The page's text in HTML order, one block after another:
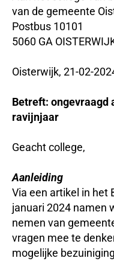
van de gemeente
Postbus 10101
5060 GA
Oisterwijk, 21-02-
Betreft: ongevraagd
ravijnjaar
Geacht college,
Aanleiding
Via een artikel in het
januari 2024 namen
nemen van
vragen mee te
mogelijke